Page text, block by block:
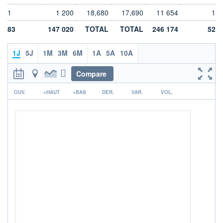
0,000
HAUSSE
0,000
ESTIMÉ 2026
4,45%
2026
11,32
DERNIER
DIVIDENDE
0,00 EUR -
1
1 200 18,680 17,690 11 654
1
83
147 020 TOTAL TOTAL 246 174 52
1J 5J 1M 3M 6M 1A 5A 10A
Compare
r
OUV. +HAUT +BAS DER. VAR. VOL.